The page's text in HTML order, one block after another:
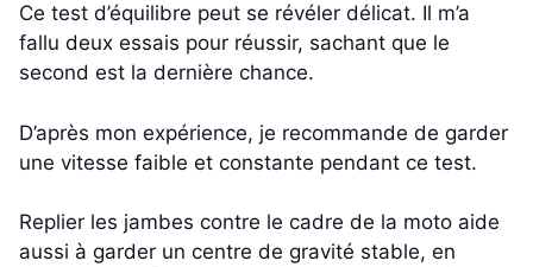
Ce test d’équilibre peut se révéler délicat. Il m’a
fallu deux essais pour réussir, sachant que le
second est la dernière chance.
D’après mon expérience, je recommande de garder
une vitesse faible et constante pendant ce test.
Replier les jambes contre le cadre de la moto aide
aussi à garder un centre de gravité stable, en